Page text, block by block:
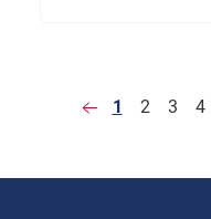
1 2 3 4